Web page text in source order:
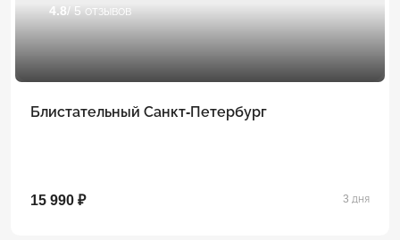
4.8/ 5 отзывов
Блистательный Санкт-Петербург
15 990 ₽ 3 дня